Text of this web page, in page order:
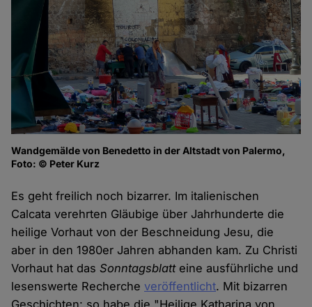
Wandgemälde von Benedetto in der Altstadt von Palermo,
Foto: © Peter Kurz
Es geht freilich noch bizarrer. Im italienischen
Calcata verehrten Gläubige über Jahrhunderte die
heilige Vorhaut von der Beschneidung Jesu, die
aber in den 1980er Jahren abhanden kam. Zu Christi
Vorhaut hat dasSonntagsblatteine ausführliche und
lesenswerte Rechercheveröffentlicht. Mit bizarren
Geschichten: so habe die "Heilige Katharina von